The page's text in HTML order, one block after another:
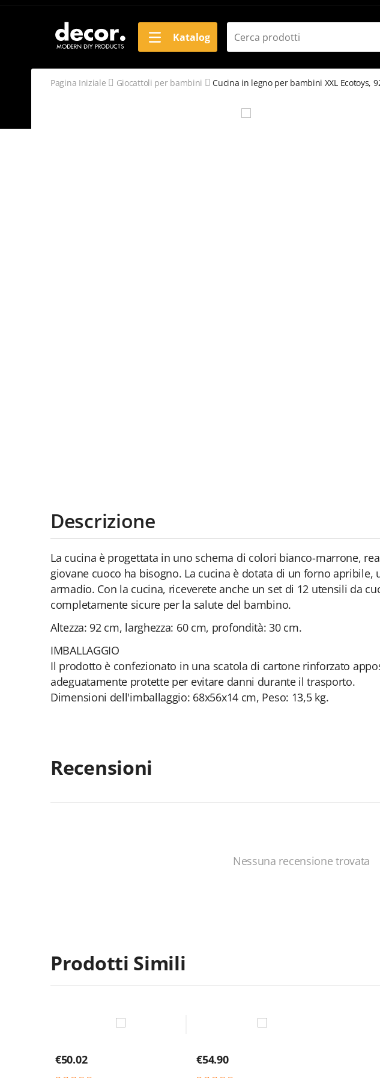
Katalog
Pagina Iniziale Giocattoli per bambini Cucina in legno per bambini XXL Ecotoys,
Descrizione
La cucina è progettata in uno schema di colori bianco-marrone,
giovane cuoco ha bisogno. La cucina è dotata di un forno
armadio. Con la cucina, riceverete anche un set di 12 utensili da
completamente sicure per la salute del bambino.
Altezza: 92 cm, larghezza: 60 cm, profondità: 30 cm.
IMBALLAGGIO
Il prodotto è confezionato in una scatola di cartone rinforzato
adeguatamente protette per evitare danni durante il trasporto.
Dimensioni dell'imballaggio: 68x56x14 cm, Peso: 13,5 kg.
Recensioni
Nessuna recensione trovata
Prodotti Simili
€50.02 €54.90